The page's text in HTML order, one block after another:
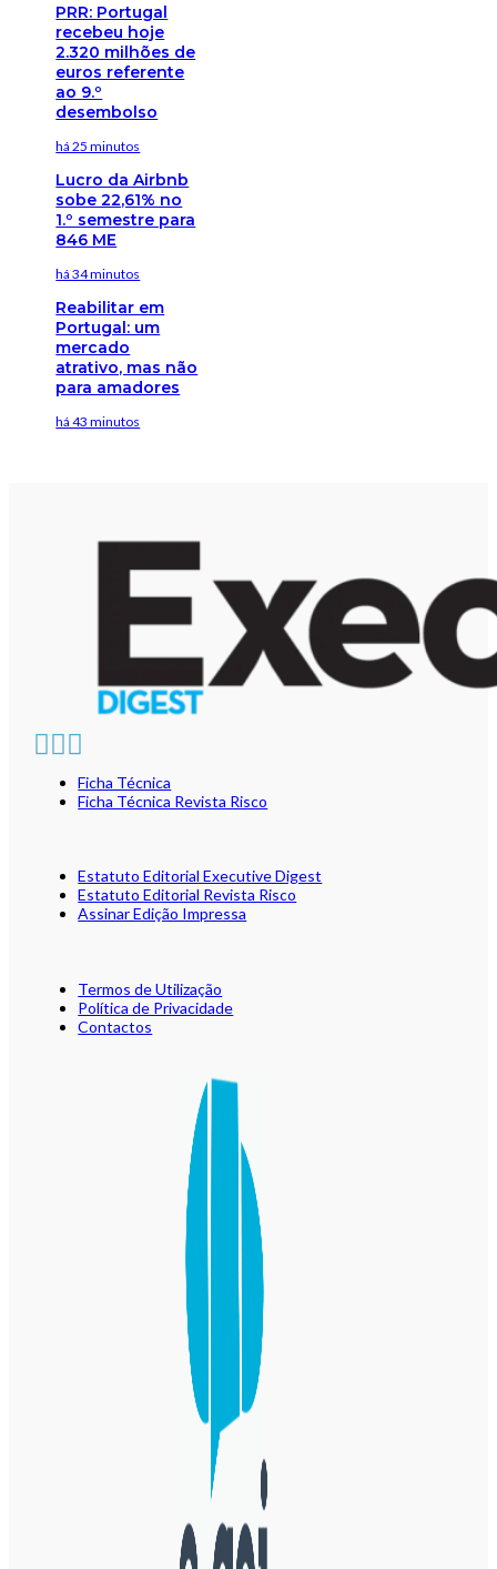
PRR: Portugal
recebeu hoje
2.320 milhões de
euros referente
ao 9.º
desembolso
há 25 minutos
Lucro da Airbnb
sobe 22,61% no
1.º semestre para
846 ME
há 34 minutos
Reabilitar em
Portugal: um
mercado
atrativo, mas não
para amadores
há 43 minutos
Ficha Técnica
Ficha Técnica Revista Risco
Estatuto Editorial Executive Digest
Estatuto Editorial Revista Risco
Assinar Edição Impressa
Termos de Utilização
Política de Privacidade
Contactos